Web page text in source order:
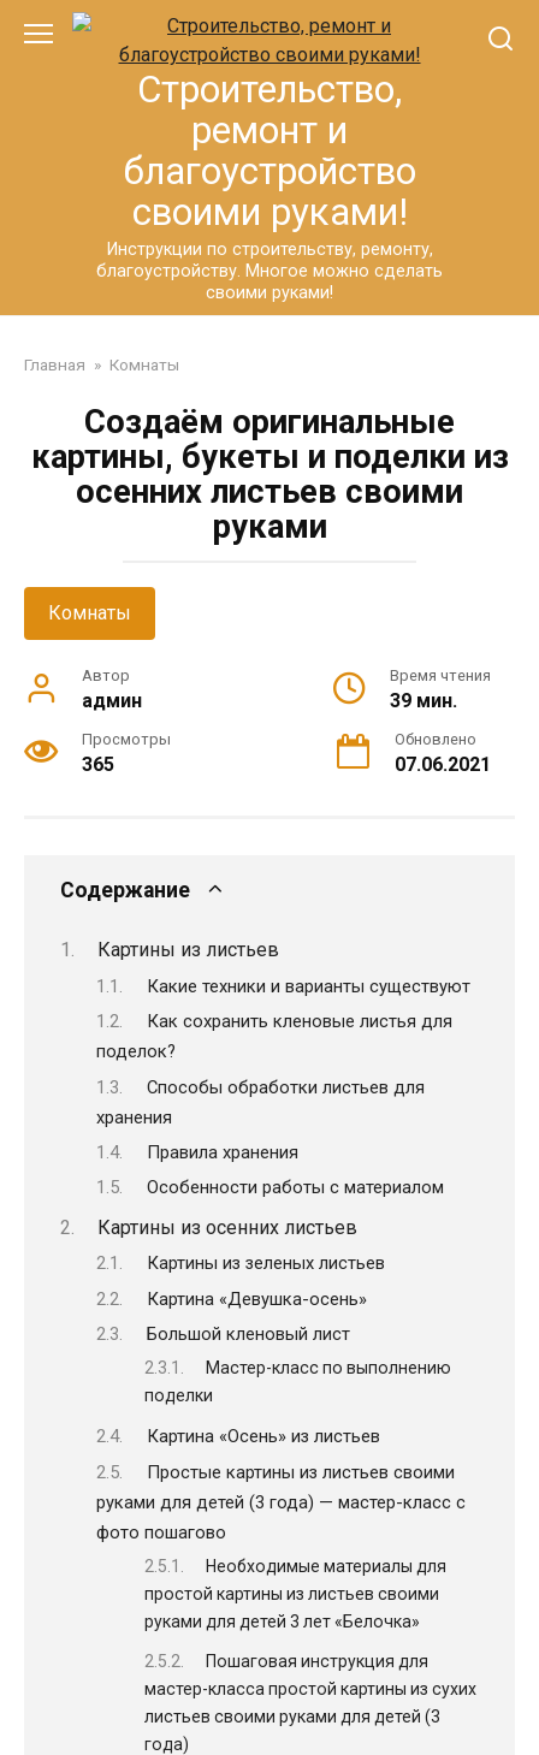
Перейти
Строительство,
ремонт и
благоустройство
своими руками!
Инструкции по строительству, ремонту,
благоустройству. Многое можно сделать
своими руками!
Главная » Комнаты
Создаём оригинальные
картины, букеты и поделки из
осенних листьев своими
руками
Комнаты
Автор
админ
Время чтения
39 мин.
Просмотры
365
Обновлено
07.06.2021
Содержание
Картины из листьев
Какие техники и варианты существуют
Как сохранить кленовые листья для
поделок?
Способы обработки листьев для
хранения
Правила хранения
Особенности работы с материалом
Картины из осенних листьев
Картины из зеленых листьев
Картина «Девушка-осень»
Большой кленовый лист
Мастер-класс по выполнению
поделки
Картина «Осень» из листьев
Простые картины из листьев своими
руками для детей (3 года) — мастер-класс с
фото пошагово
Необходимые материалы для
простой картины из листьев своими
руками для детей 3 лет «Белочка»
Пошаговая инструкция для
мастер-класса простой картины из сухих
листьев своими руками для детей (3
года)